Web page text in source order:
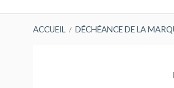
principal
FIL
ACCUEIL DÉCHÉANCE DE LA